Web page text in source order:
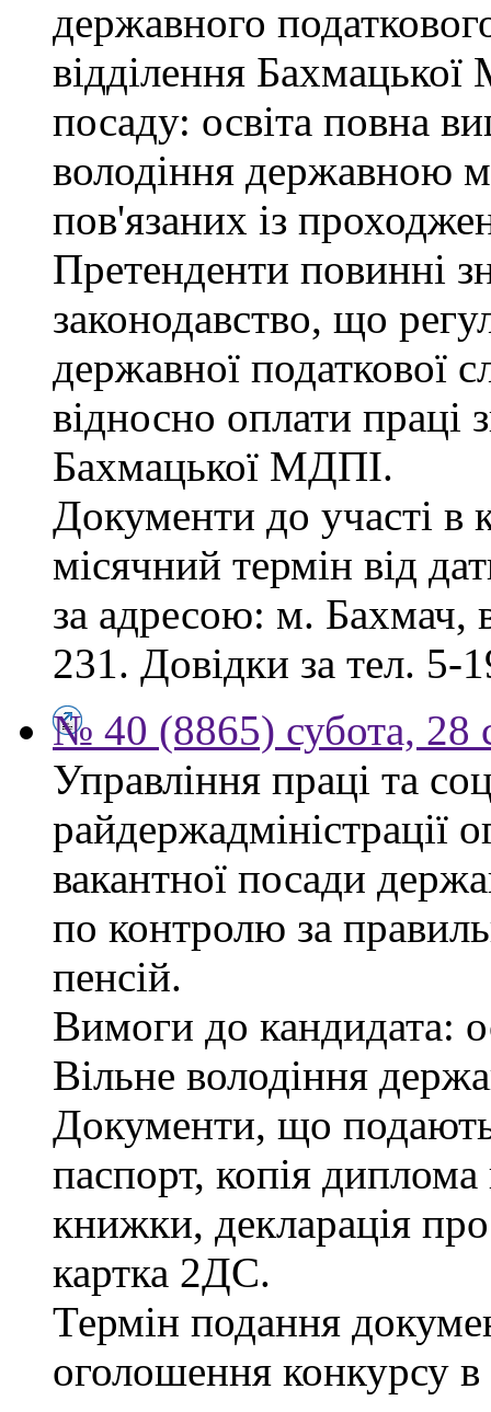
державного
відділення
посаду: освіта повна
володіння державною
пов'язаних із
Претенденти повинні
законодавство, що
державної податкової
відносно оплати праці
Бахмацької МДПІ.
Документи до участі в
місячний термін від
за адресою: м. Бахмач,
231. Довідки за тел. 5-
№ 40 (8865) субота, 28
Управління праці та
райдержадміністрації
вакантної посади
по контролю за
пенсій.
Вимоги до кандидата:
Вільне володіння
Документи, що
паспорт, копія диплома
книжки, декларація
картка 2ДС.
Термін подання
оголошення конкурсу в